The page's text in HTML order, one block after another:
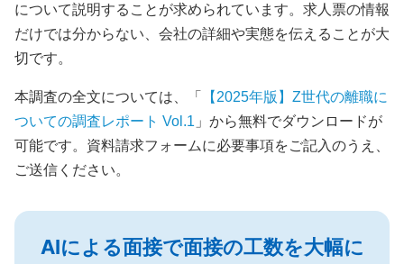
について説明することが求められています。求人票の情報
だけでは分からない、会社の詳細や実態を伝えることが大
切です。
本調査の全文については、「
【2025年版】Z世代の離職に
ついての調査レポート Vol.1 」から無料でダウンロードが
可能です。資料請求フォームに必要事項をご記入のうえ、
ご送信ください。
AIによる面接で面接の工数を大幅に